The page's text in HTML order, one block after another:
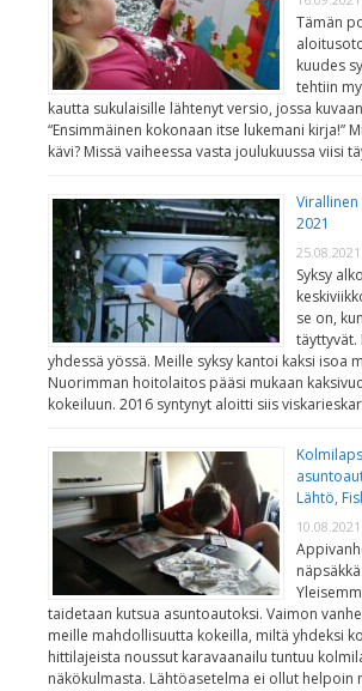
Tämän
kuudes
tehtiin
kautta sukulaisille lähtenyt versio, jossa
“Ensimmäinen kokonaan itse lukemani kirja!”
kävi? Missä vaiheessa vasta joulukuussa viisi
Virallinen
2021
25.08.2021
Syksy
se on,
täyttyvät.
yhdessä yössä. Meille syksy kantoi kaksi isoa
Nuorimman hoitolaitos pääsi mukaan
kokeiluun. 2016 syntynyt aloitti siis
Lähtö,
10.08.2021
taidetaan kutsua asuntoautoksi. Vaimon
meille mahdollisuutta kokeilla, miltä yhdeksi
hittilajeista noussut karavaanailu tuntuu
näkökulmasta. Lähtöasetelma ei ollut helpoin